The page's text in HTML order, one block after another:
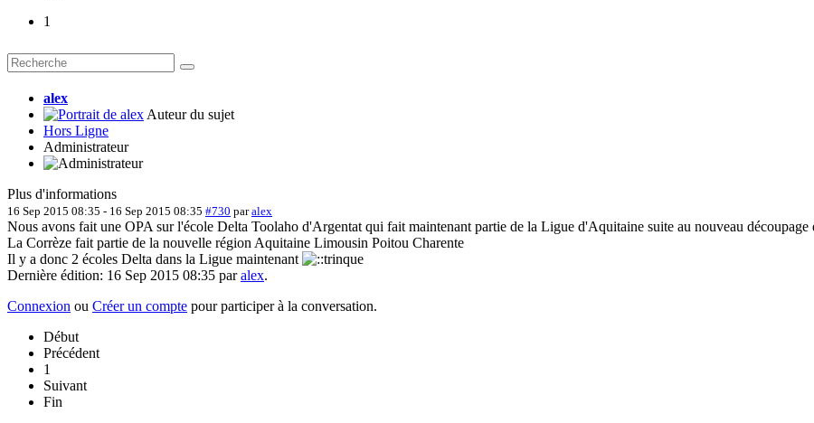
1
alex
Auteur du sujet
Hors Ligne
Administrateur
Plus d'informations
16 Sep 2015 08:35 - 16 Sep 2015 08:35 #730 paralex
Nous avons fait une OPA sur l'école Delta Toolaho d'Argentat qui fait maintenant partie de la Ligue d'Aquitaine suite au nouveau découpage
La Corrèze fait partie de la nouvelle région Aquitaine Limousin Poitou Charente
Il y a donc 2 écoles Delta dans la Ligue maintenant
Dernière édition: 16 Sep 2015 08:35 paralex.
Connexion ou Créer un compte pour participer à la conversation.
Début
Précédent
1
Suivant
Fin